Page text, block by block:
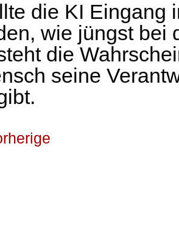
die KI Eingang
wie jüngst bei
die
seine